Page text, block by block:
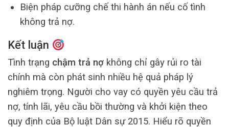
Biện pháp cưỡng chế thi hành án nếu cố tình
không trả nợ.
Kết luận
Tình trạng chậm trả nợ không chỉ gây rủi ro tài
chính mà còn phát sinh nhiều hệ quả pháp lý
nghiêm trọng. Người cho vay có quyền yêu cầu trả
nợ, tính lãi, yêu cầu bồi thường và khởi kiện theo
quy định của Bộ luật Dân sự 2015. Hiểu rõ quyền